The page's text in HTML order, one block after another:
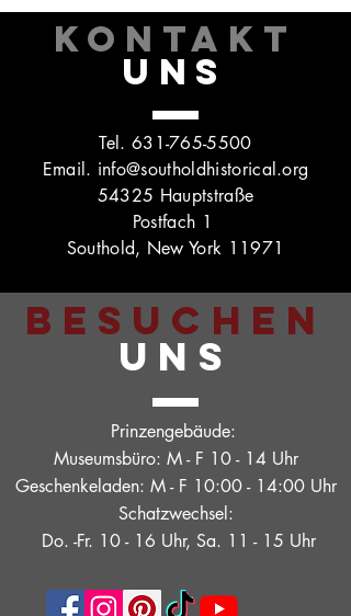
KONTAKT
UNS
Tel. 631-765-5500
Email. info@southoldhistorical.org
54325 Hauptstraße
Postfach 1
Southold, New York 11971
BESUCHEN
UNS
Prinzengebäude:
Museumsbüro: M - F 10 - 14 Uhr
Geschenkeladen: M - F 10:00 - 14:00 Uhr
Schatzwechsel:
Do. -Fr. 10 - 16 Uhr, Sa. 11 - 15 Uhr